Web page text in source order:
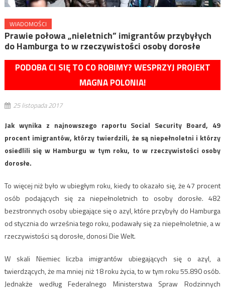
WIADOMOŚCI
Prawie połowa „nieletnich” imigrantów przybyłych
do Hamburga to w rzeczywistości osoby dorosłe
PODOBA CI SIĘ TO CO ROBIMY? WESPRZYJ PROJEKT
MAGNA POLONIA!
25 listopada 2017
Jak wynika z najnowszego raportu Social Security Board, 49
procent imigrantów, którzy twierdzili, że są niepełnoletni i którzy
osiedlili się w Hamburgu w tym roku, to w rzeczywistości osoby
dorosłe.
To więcej niż było w ubiegłym roku, kiedy to okazało się, że 47 procent
osób podających się za niepełnoletnich to osoby dorosłe. 482
bezstronnych osoby ubiegające się o azyl, które przybyły do Hamburga
od stycznia do września tego roku, podawały się za niepełnoletnie, a w
rzeczywistości są dorosłe, donosi Die Welt.
W skali Niemiec liczba imigrantów ubiegających się o azyl, a
twierdzących, że ma mniej niż 18 roku życia, to w tym roku 55.890 osób.
Jednakże według Federalnego Ministerstwa Spraw Rodzinnych